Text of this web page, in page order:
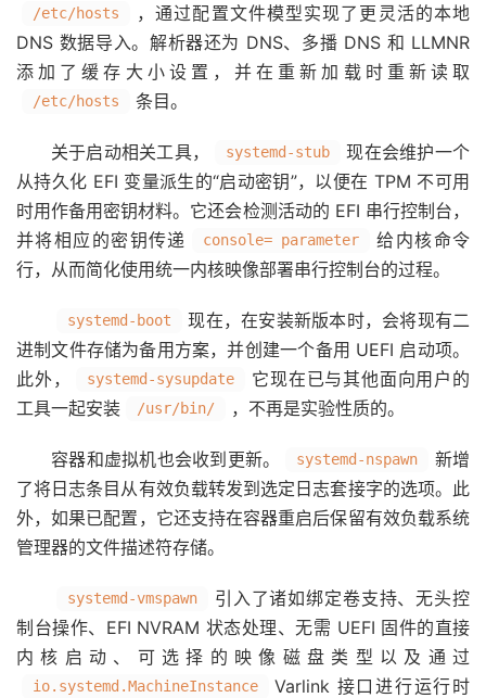
/etc/hosts
，通过配置文件模型实现了更灵活的本地
DNS 数据导入。解析器还为 DNS、多播 DNS 和 LLMNR
添加了缓存大小设置，并在重新加载时重新读取
/etc/hosts 条目。
关于启动相关工具， systemd-stub
现在会维护一个
从持久化 EFI 变量派生的“启动密钥”，以便在 TPM 不可用
时用作备用密钥材料。它还会检测活动的 EFI 串行控制台，
并将相应的密钥传递
console= parameter
给内核命令
行，从而简化使用统一内核映像部署串行控制台的过程。
systemd-boot
现在，在安装新版本时，会将现有二
进制文件存储为备用方案，并创建一个备用 UEFI 启动项。
此外，
systemd-sysupdate
它现在已与其他面向用户的
工具一起安装
/usr/bin/ ，不再是实验性质的。
容器和虚拟机也会收到更新。 systemd-nspawn
新增
了将日志条目从有效负载转发到选定日志套接字的选项。此
外，如果已配置，它还支持在容器重启后保留有效负载系统
管理器的文件描述符存储。
systemd-vmspawn
引入了诸如绑定卷支持、无头控
制台操作、EFI NVRAM 状态处理、无需 UEFI 固件的直接
内核启动、可选择的映像磁盘类型以及通过
io.systemd.MachineInstance
Varlink 接口进行运行时